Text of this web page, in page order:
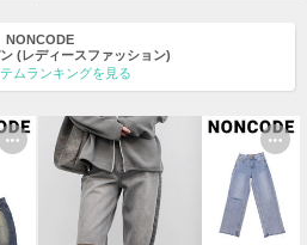
NONCODE
(レディースファッション)
ムランキングを見る